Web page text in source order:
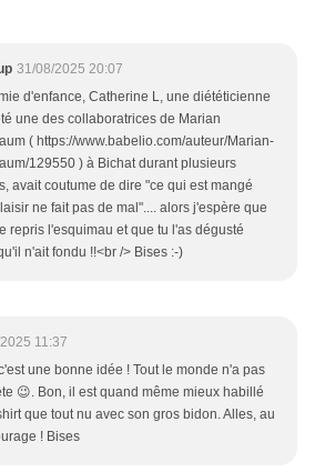
31/08/2025 20:07
d'enfance, Catherine L, une diététicienne
une des collaboratrices de Marian
( https://www.babelio.com/auteur/Marian-
129550 ) à Bichat durant plusieurs
avait coutume de dire "ce qui est mangé
ne fait pas de mal".... alors j'espère que
repris l'esquimau et que tu l'as dégusté
n'ait fondu !!<br /> Bises :-)
11:37
une bonne idée ! Tout le monde n'a pas
😉. Bon, il est quand même mieux habillé
que tout nu avec son gros bidon. Alles, au
! Bises